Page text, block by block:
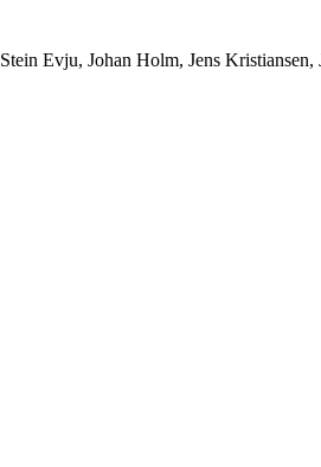
Evju, Johan Holm, Jens